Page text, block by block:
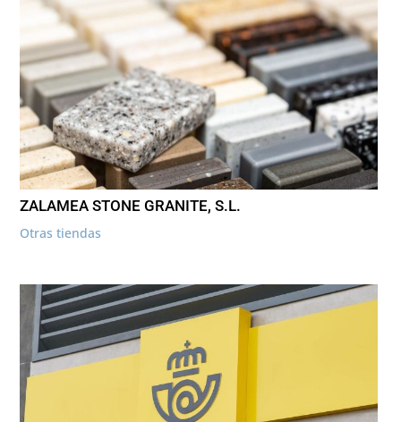
ZALAMEA STONE GRANITE, S.L.
Otras tiendas